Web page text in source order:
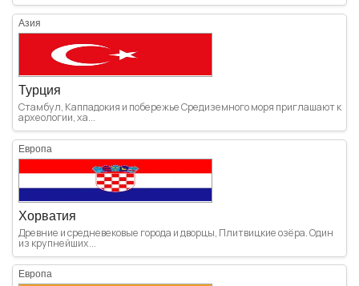
Азия
Турция
Стамбул, Каппадокия и побережье Средиземного моря приглашают к
археологии, ха...
Европа
Хорватия
Древние и средневековые города и дворцы, Плитвицкие озёра. Один
из крупнейших...
Европа